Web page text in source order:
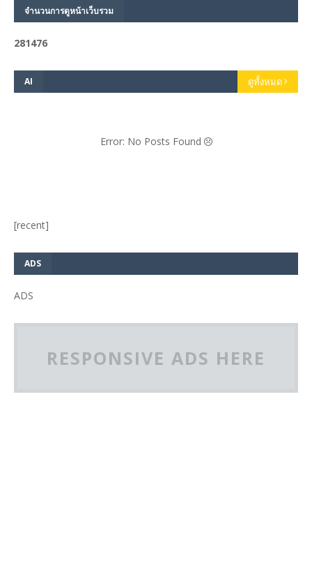
จำนวนการดูหน้าเว็บรวม
281476
AI ดูทั้งหมด
Error: No Posts Found
[recent]
ADS
ADS
RESPONSIVE ADS HERE